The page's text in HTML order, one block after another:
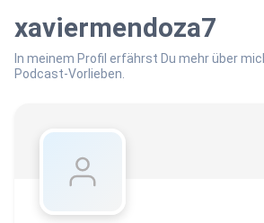
xaviermendoza7
In meinem Profil erfährst Du mehr über
Podcast-Vorlieben.